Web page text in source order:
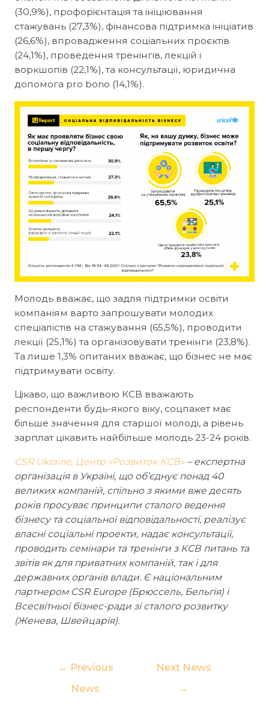
(30,9%), профорієнтація та ініціювання
стажувань (27,3%), фінансова підтримка ініціатив
(26,6%), впровадження соціальних проєктів
(24,1%), проведення тренінгів, лекцій і
воркшопів (22,1%), та консультації, юридична
допомога pro bono (14,1%).
Молодь вважає, що задля підтримки освіти
компаніям варто запрошувати молодих
спеціалістів на стажування (65,5%), проводити
лекції (25,1%) та організовувати тренінги (23,8%).
Та лише 1,3% опитаних вважає, що бізнес не має
підтримувати освіту.
Цікаво, що важливою КСВ вважають
респонденти будь-якого віку, соцпакет має
більше значення для старшої молоді, а рівень
зарплат цікавить найбільше молодь 23-24 років.
CSR Ukraine, Центр «Розвиток КСВ»– експертна
організація в Україні, що об’єднує понад 40
великих компаній, спільно з якими вже десять
років просуває принципи сталого ведення
бізнесу та соціальної відповідальності, реалізує
власні соціальні проекти, надає консультації,
проводить семінари та тренінги з КСВ питань та
звітів як для приватних компаній, так і для
державних органів влади. Є національним
партнером CSR Europe (Брюссель, Бельгія) і
Всесвітньої бізнес-ради зі сталого розвитку
(Женева, Швейцарія).
Навігація
← Previous
News
Next News
→